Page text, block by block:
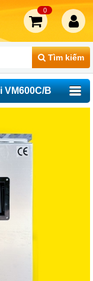
Tìm kiếm
0
VM600C/B